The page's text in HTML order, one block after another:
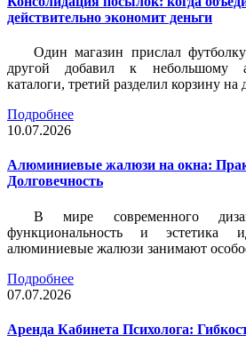
действительно экономит деньги
Один магазин прислал
другой добавил к небольшому
каталоги, третий разделил корзину на
Подробнее
10.07.2026
Алюминиевые жалюзи на окна:
Долговечность
В мире современного
функциональность и
алюминиевые жалюзи занимают
Подробнее
07.07.2026
Аренда Кабинета Психолога: